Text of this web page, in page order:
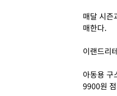
매달 시즌
매한다.
이랜드리
아동용
9900원